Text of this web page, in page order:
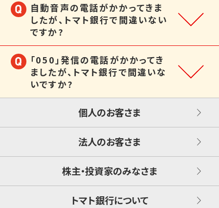
自動音声の電話がかかってきま
したが、トマト銀行で間違いない
ですか?
「050」発信の電話がかかってき
ましたが、トマト銀行で間違いな
いですか?
個人のお客さま
法人のお客さま
株主・投資家のみなさま
トマト銀行について